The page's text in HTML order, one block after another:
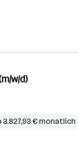
w/d)
3.827,93 € monatlich